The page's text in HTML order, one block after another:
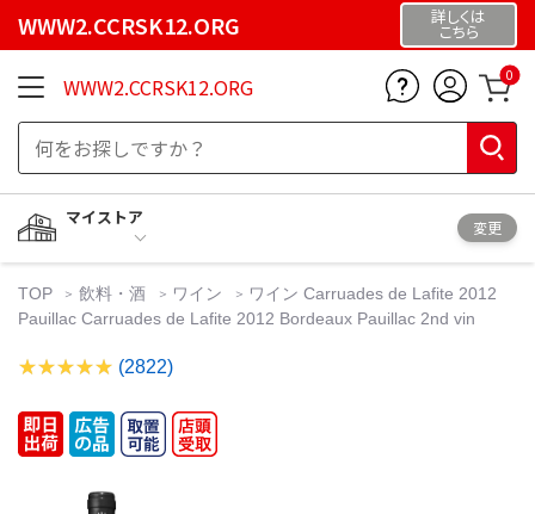
WWW2.CCRSK12.ORG 詳しくは
こちら
WWW2.CCRSK12.ORG 0
マイストア
変更
TOP 飲料・酒 ワイン
ワイン Carruades de Lafite 2012
Pauillac Carruades de Lafite 2012 Bordeaux Pauillac 2nd vin
(2822)